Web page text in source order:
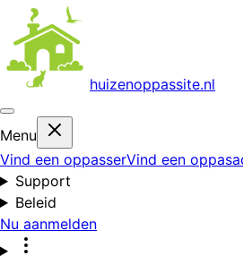
huizenoppassite.nl
Menu
Vind een oppasserVind een
Support
Beleid
Nu aanmelden